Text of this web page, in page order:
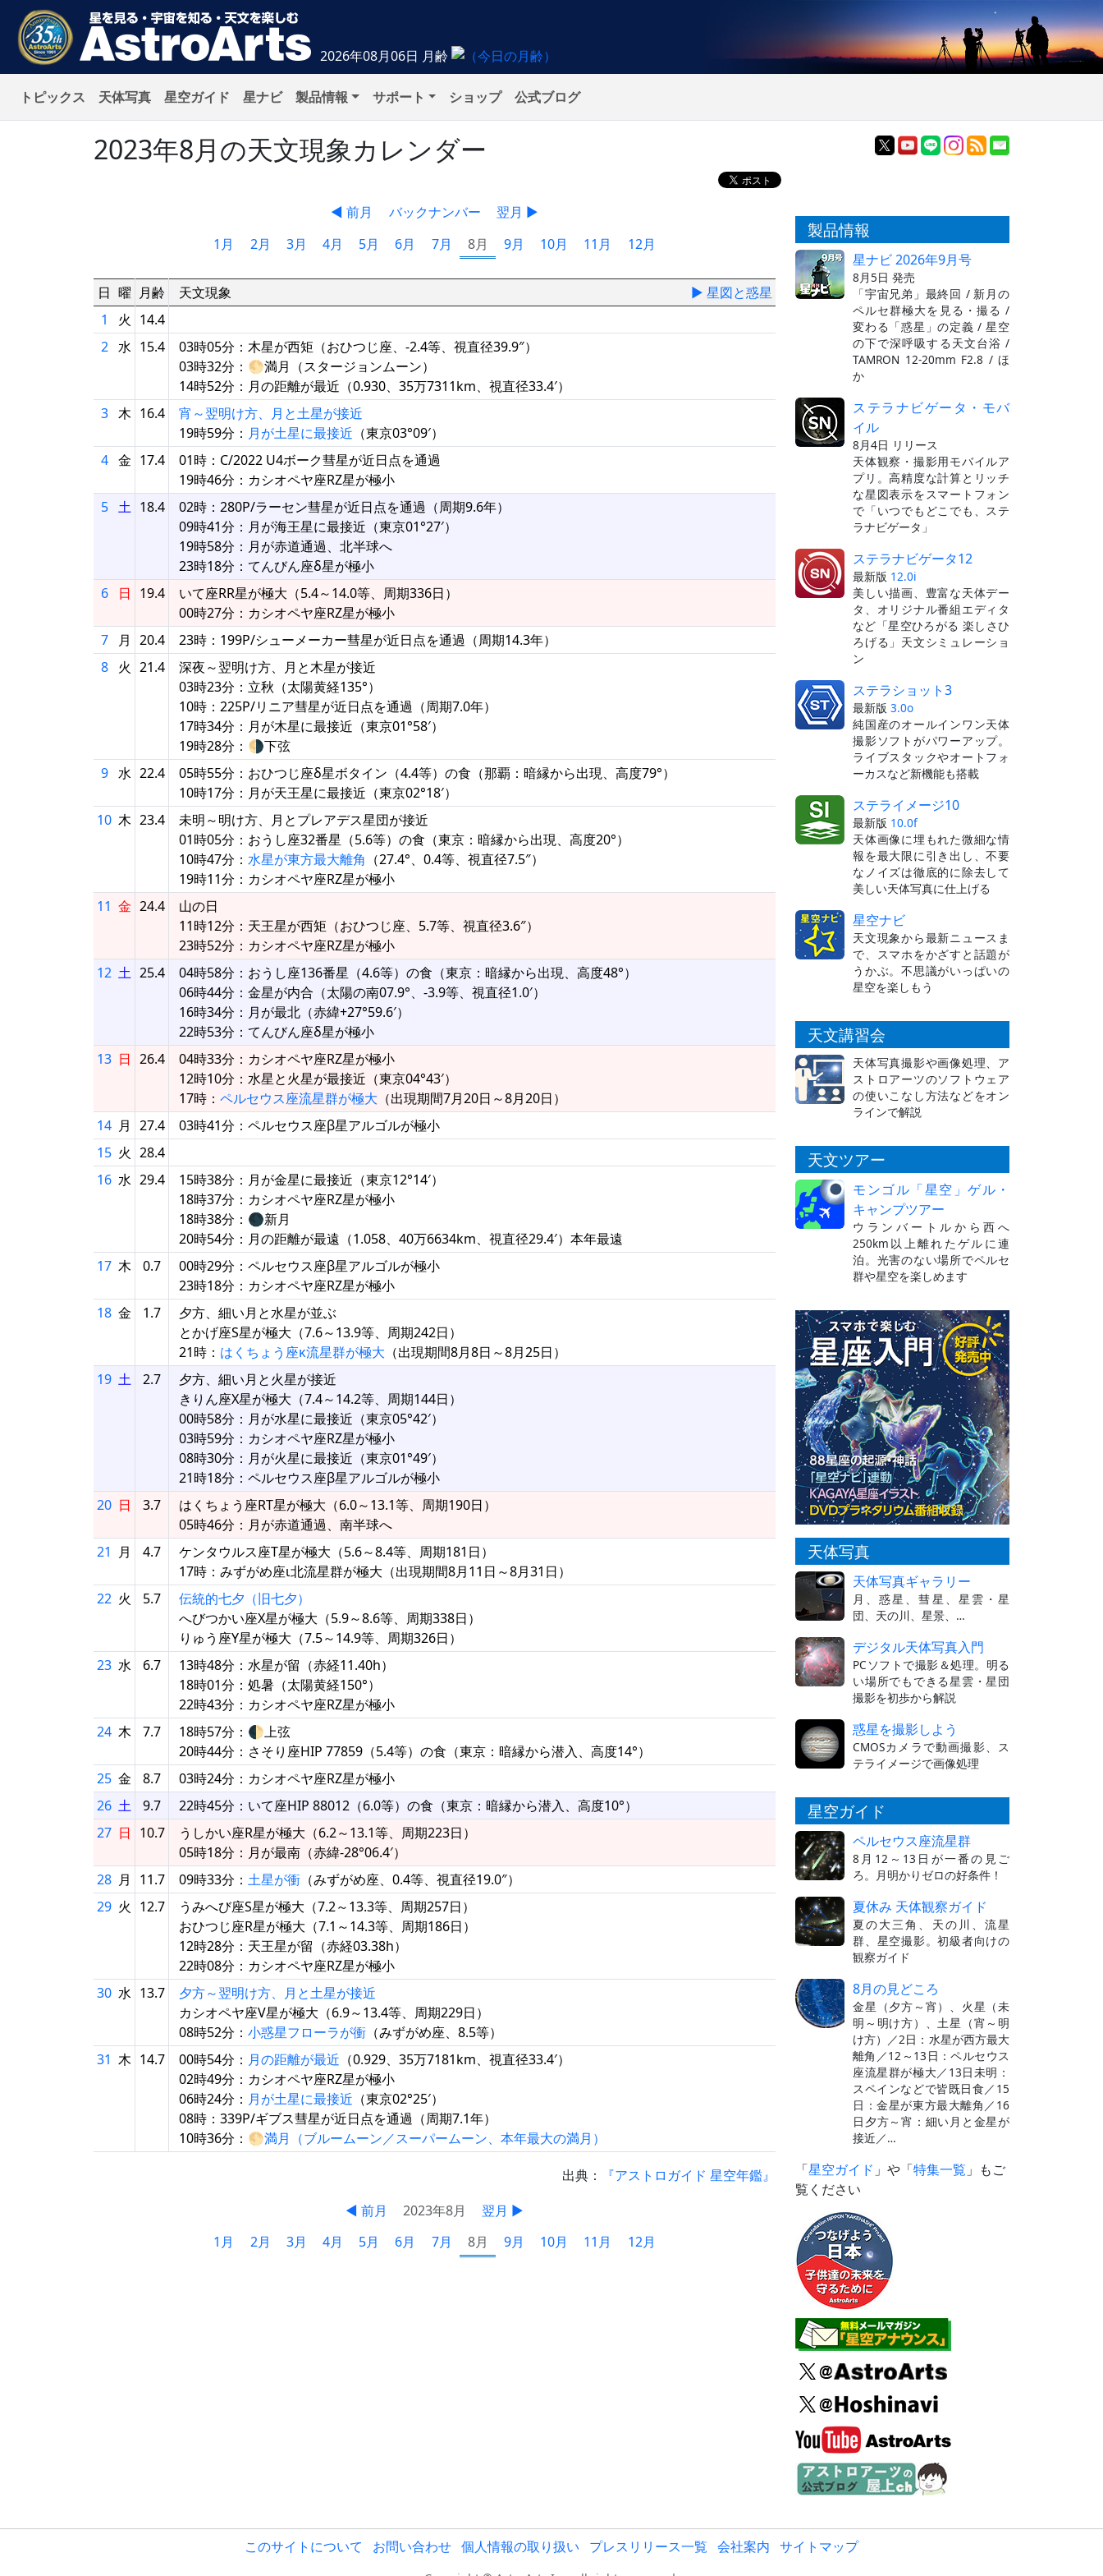
2026年08月06日 月齢
トピックス 天体写真 星空ガイド 星ナビ 製品情報 サポート ショップ 公式ブログ
2023年8月の天文現象カレンダー
◀ 前月 バックナンバー
翌月 ▶
1月
2月 3月 4月 5月 6月 7月 8月 9月 10月 11月 12月
日 曜 月齢 天文現象
▶ 星図と惑星
1
火 14.4
2 水 15.4
03時05分：木星が西矩（おひつじ座、-2.4等、視直径39.9″）
03時32分：🌕満月（スタージョンムーン）
14時52分：月の距離が最近（0.930、35万7311km、視直径33.4′）
3 木 16.4
宵～翌明け方、月と土星が接近
19時59分： 月が土星に最接近 （東京03°09′）
4 金 17.4
01時：C/2022 U4ボーク彗星が近日点を通過
19時46分：カシオペヤ座RZ星が極小
5 土 18.4
02時：280P/ラーセン彗星が近日点を通過（周期9.6年）
09時41分：月が海王星に最接近（東京01°27′）
19時58分：月が赤道通過、北半球へ
23時18分：てんびん座δ星が極小
6
日 19.4
いて座RR星が極大（5.4～14.0等、周期336日）
00時27分：カシオペヤ座RZ星が極小
7
月 20.4
23時：199P/シューメーカー彗星が近日点を通過（周期14.3年）
8
火 21.4
深夜～翌明け方、月と木星が接近
03時23分：立秋（太陽黄経135°）
10時：225P/リニア彗星が近日点を通過（周期7.0年）
17時34分：月が木星に最接近（東京01°58′）
19時28分：🌗下弦
9 水 22.4
05時55分：おひつじ座δ星ボタイン（4.4等）の食（那覇：暗縁から出現、高度79°）
10時17分：月が天王星に最接近（東京02°18′）
10 木 23.4
未明～明け方、月とプレアデス星団が接近
01時05分：おうし座32番星（5.6等）の食（東京：暗縁から出現、高度20°）
10時47分： 水星が東方最大離角 （27.4°、0.4等、視直径7.5″）
19時11分：カシオペヤ座RZ星が極小
11 金 24.4
山の日
11時12分：天王星が西矩（おひつじ座、5.7等、視直径3.6″）
23時52分：カシオペヤ座RZ星が極小
12 土 25.4
04時58分：おうし座136番星（4.6等）の食（東京：暗縁から出現、高度48°）
06時44分：金星が内合（太陽の南07.9°、-3.9等、視直径1.0′）
16時34分：月が最北（赤緯+27°59.6′）
22時53分：てんびん座δ星が極小
13 日 26.4
04時33分：カシオペヤ座RZ星が極小
12時10分：水星と火星が最接近（東京04°43′）
17時： ペルセウス座流星群が極大 （出現期間7月20日～8月20日）
14 月 27.4
03時41分：ペルセウス座β星アルゴルが極小
15 火 28.4
16 水 29.4
15時38分：月が金星に最接近（東京12°14′）
18時37分：カシオペヤ座RZ星が極小
18時38分：🌑新月
20時54分：月の距離が最遠（1.058、40万6634km、視直径29.4′）本年最遠
17 木 0.7
00時29分：ペルセウス座β星アルゴルが極小
23時18分：カシオペヤ座RZ星が極小
18 金 1.7
夕方、細い月と水星が並ぶ
とかげ座S星が極大（7.6～13.9等、周期242日）
21時： はくちょう座κ流星群が極大 （出現期間8月8日～8月25日）
19 土 2.7
夕方、細い月と火星が接近
きりん座X星が極大（7.4～14.2等、周期144日）
00時58分：月が水星に最接近（東京05°42′）
03時59分：カシオペヤ座RZ星が極小
08時30分：月が火星に最接近（東京01°49′）
21時18分：ペルセウス座β星アルゴルが極小
20 日 3.7
はくちょう座RT星が極大（6.0～13.1等、周期190日）
05時46分：月が赤道通過、南半球へ
21 月 4.7
ケンタウルス座T星が極大（5.6～8.4等、周期181日）
17時：みずがめ座ι北流星群が極大（出現期間8月11日～8月31日）
22 火 5.7
伝統的七夕（旧七夕）
へびつかい座X星が極大（5.9～8.6等、周期338日）
りゅう座Y星が極大（7.5～14.9等、周期326日）
23 水 6.7
13時48分：水星が留（赤経11.40h）
18時01分：処暑（太陽黄経150°）
22時43分：カシオペヤ座RZ星が極小
24 木 7.7
18時57分：🌓上弦
20時44分：さそり座HIP 77859（5.4等）の食（東京：暗縁から潜入、高度14°）
25 金 8.7
03時24分：カシオペヤ座RZ星が極小
26 土 9.7
22時45分：いて座HIP 88012（6.0等）の食（東京：暗縁から潜入、高度10°）
27 日 10.7
うしかい座R星が極大（6.2～13.1等、周期223日）
05時18分：月が最南（赤緯-28°06.4′）
28 月 11.7 09時33分： 土星が衝 （みずがめ座、0.4等、視直径19.0″）
29 火 12.7
うみへび座S星が極大（7.2～13.3等、周期257日）
おひつじ座R星が極大（7.1～14.3等、周期186日）
12時28分：天王星が留（赤経03.38h）
22時08分：カシオペヤ座RZ星が極小
30 水 13.7
夕方～翌明け方、月と土星が接近
カシオペヤ座V星が極大（6.9～13.4等、周期229日）
08時52分： 小惑星フローラが衝 （みずがめ座、8.5等）
31 木 14.7 00時54分： 月の距離が最近 （0.929、35万7181km、視直径33.4′）
02時49分：カシオペヤ座RZ星が極小
06時24分： 月が土星に最接近 （東京02°25′）
08時：339P/ギブス彗星が近日点を通過（周期7.1年）
10時36分：🌕満月（ブルームーン／スーパームーン、本年最大の満月）
出典：
『アストロガイド 星空年鑑』
◀ 前月
2023年8月
翌月 ▶
1月
2月 3月 4月 5月 6月 7月 8月 9月 10月 11月 12月
製品情報
星ナビ 2026年9月号
8月5日 発売
「宇宙兄弟」最終回 / 新月の
ペルセ群極大を見る・撮る /
変わる「惑星」の定義 / 星空
の下で深呼吸する天文台浴 /
TAMRON 12-20mm F2.8 / ほ
か
ステラナビゲータ・モバ
イル
8月4日 リリース
天体観察・撮影用モバイルア
プリ。高精度な計算とリッチ
な星図表示をスマートフォン
で「いつでもどこでも、ステ
ラナビゲータ」
ステラナビゲータ12
最新版 12.0i
美しい描画、豊富な天体デー
タ、オリジナル番組エディタ
など「星空ひろがる 楽しさひ
ろげる」天文シミュレーショ
ン
ステラショット3
最新版 3.0o
純国産のオールインワン天体
撮影ソフトがパワーアップ。
ライブスタックやオートフォ
ーカスなど新機能も搭載
ステライメージ10
最新版 10.0f
天体画像に埋もれた微細な情
報を最大限に引き出し、不要
なノイズは徹底的に除去して
美しい天体写真に仕上げる
星空ナビ
天文現象から最新ニュースま
で、スマホをかざすと話題が
うかぶ。不思議がいっぱいの
星空を楽しもう
天文講習会
天体写真撮影や画像処理、ア
ストロアーツのソフトウェア
の使いこなし方法などをオン
ラインで解説
天文ツアー
モンゴル「星空」ゲル・
キャンプツアー
ウランバートルから西へ
250km以上離れたゲルに連
泊。光害のない場所でペルセ
群や星空を楽しめます
天体写真
天体写真ギャラリー
月、惑星、彗星、星雲・星
団、天の川、星景、…
デジタル天体写真入門
PCソフトで撮影＆処理。明る
い場所でもできる星雲・星団
撮影を初歩から解説
惑星を撮影しよう
CMOSカメラで動画撮影、ス
テライメージで画像処理
星空ガイド
ペルセウス座流星群
8月12～13日が一番の見ご
ろ。月明かりゼロの好条件！
夏休み 天体観察ガイド
夏の大三角、天の川、流星
群、星空撮影。初級者向けの
観察ガイド
8月の見どころ
金星（夕方～宵）、火星（未
明～明け方）、土星（宵～明
け方）／2日：水星が西方最大
離角／12～13日：ペルセウス
座流星群が極大／13日未明：
スペインなどで皆既日食／15
日：金星が東方最大離角／16
日夕方～宵：細い月と金星が
接近／…
「星空ガイド 」や「特集一覧 」もご
覧ください
このサイトについて お問い合わせ 個人情報の取り扱い プレスリリース一覧 会社案内 サイトマップ